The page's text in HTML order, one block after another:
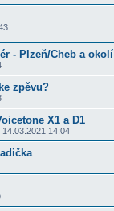
- Plzeň/Cheb a okolí
zpěvu?
X1 a D1
14.03.2021 14:04